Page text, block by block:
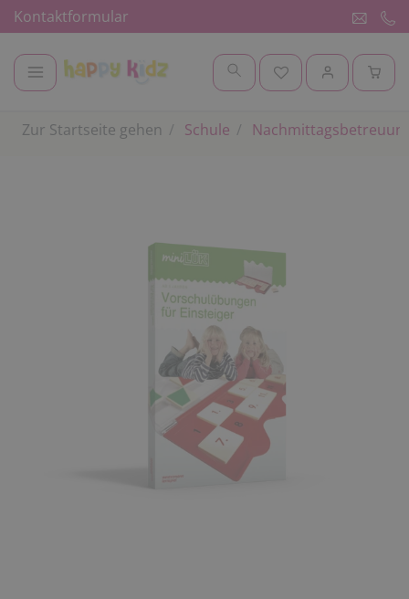
Kontaktformular
Zur Startseite gehen Schule